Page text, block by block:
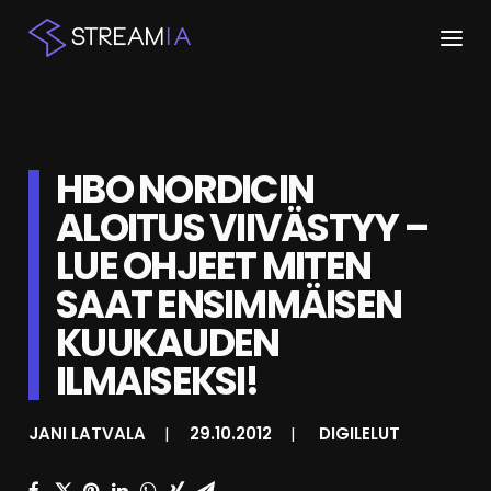
ARTIKKELIT
STREAMIT
KESKUSTELU
SHOP
HAKU
HBO NORDICIN
ALOITUS VIIVÄSTYY –
LUE OHJEET MITEN
SAAT ENSIMMÄISEN
KUUKAUDEN
ILMAISEKSI!
JANI LATVALA | 29.10.2012 | DIGILELUT